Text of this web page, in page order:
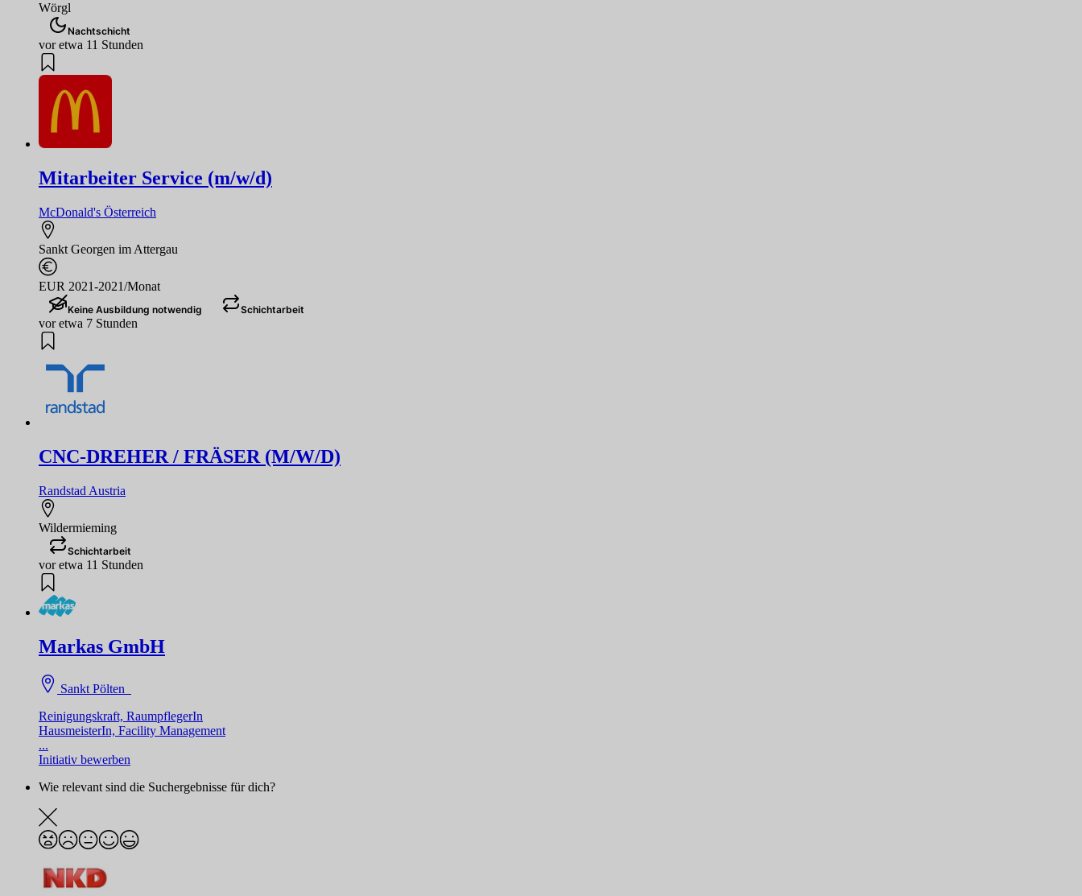
Wörgl
Nachtschicht
vor etwa 11 Stunden
Mitarbeiter Service (m/w/d)
McDonald's Österreich
Sankt Georgen im Attergau
EUR 2021-2021/Monat
Keine Ausbildung notwendig Schichtarbeit
vor etwa 7 Stunden
CNC-DREHER / FRÄSER (M/W/D)
Randstad Austria
Wildermieming
Schichtarbeit
vor etwa 11 Stunden
Markas GmbH
Sankt Pölten
Reinigungskraft, RaumpflegerIn
HausmeisterIn, Facility Management
...
Initiativ bewerben
Wie relevant sind die Suchergebnisse für dich?